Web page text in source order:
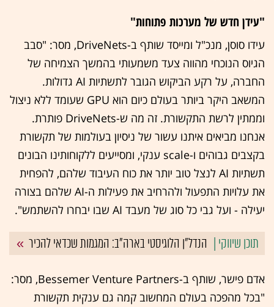
"עידן חדש של מערכות פתוחות"
עידו סוסן, מנכ"ל ומייסד שותף ב-DriveNets, מסר: "סבב
הגיוס הנוכחי מהווה צעד משמעותי בהמשך הצמיחה של
החברה, על רקע הביקוש הגובר לתשתיות AI גדולות.
המשאב היקר ביותר בעולם כיום הוא GPU שעומד ללא ניצול
וממתין לרשת התקשורת. זה מה ש-DriveNets פותרת.
אנחנו מביאים איתנו עשור של ניסיון בעולמות של תקשורת
בקצבים גבוהים ו-scale ענקי, ומסייעים ללקוחותינו הבונים
תשתיות AI לנצל טוב יותר את כוח העיבוד שלהם, להפחית
את עלויות התפעול ולהרחיב את פעילות ה-AI שלהם בצורה
יעילה - ועל גבי כל סוג של מעבד AI שבו יבחרו להשתמש".
הנדל"ן הלוגיסטי בארה"ב: המגמות שכדאי להכיר
אדם פישר, שותף ב-Bessemer Venture Partners, מסר:
"בכל מהפכה בעולם המחשוב קמה גם ענקית תקשורת